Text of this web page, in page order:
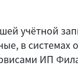
учётной
в системах
ИП